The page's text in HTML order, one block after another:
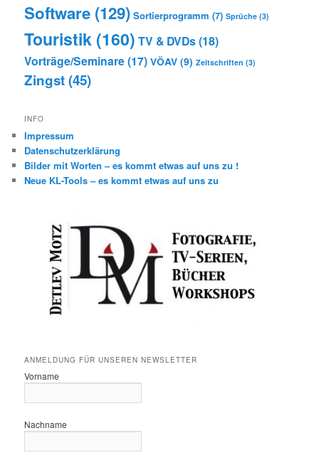
Software (129) Sortierprogramm (7) Sprüche (3)
Touristik (160) TV & DVDs(18)
Vorträge/Seminare(17) VÖAV (9) Zeitschriften (3)
Zingst(45)
INFO
Impressum
Datenschutzerklärung
Bilder mit Worten – es kommt etwas auf uns zu !
Neue KL-Tools – es kommt etwas auf uns zu
ANMELDUNG FÜR UNSEREN NEWSLETTER
Vorname
Nachname